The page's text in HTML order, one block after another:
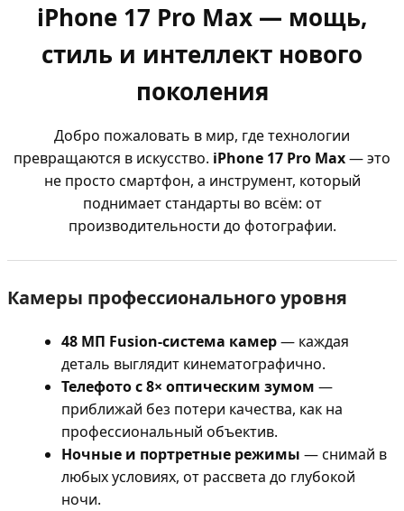
iPhone 17 Pro Max — мощь,
стиль и интеллект нового
поколения
Добро пожаловать в мир, где технологии
превращаются в искусство. iPhone 17 Pro Max— это
не просто смартфон, а инструмент, который
поднимает стандарты во всём: от
производительности до фотографии.
Камеры профессионального уровня
48 МП Fusion-система камер— каждая
деталь выглядит кинематографично.
Телефото с 8× оптическим зумом —
приближай без потери качества, как на
профессиональный объектив.
Ночные и портретные режимы — снимай в
любых условиях, от рассвета до глубокой
ночи.